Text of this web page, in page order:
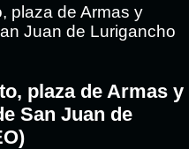
plaza de Armas y
San Juan de